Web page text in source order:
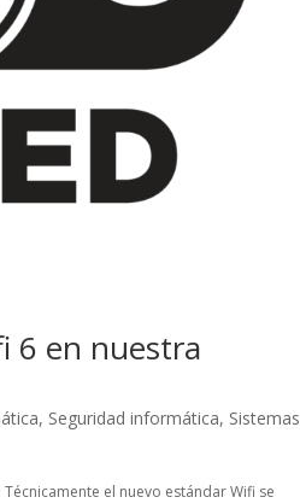
6 en nuestra
, Seguridad informática, Sistemas
el nuevo estándar Wifi se